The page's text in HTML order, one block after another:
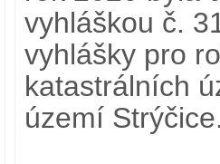
vyhláškou č.
vyhlášky pro
katastrálních
území Strýčice.